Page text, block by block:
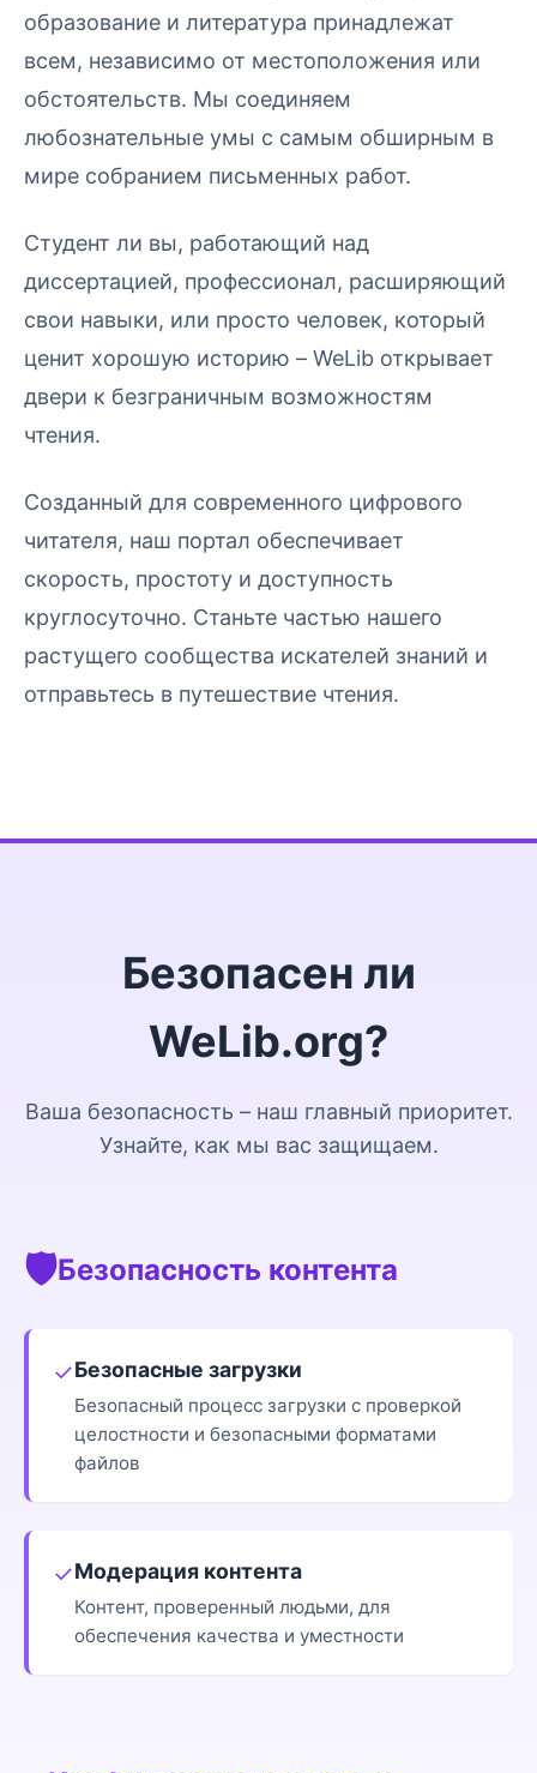
образование и литература принадлежат
всем, независимо от местоположения или
обстоятельств. Мы соединяем
любознательные умы с самым обширным в
мире собранием письменных работ.
Студент ли вы, работающий над
диссертацией, профессионал, расширяющий
свои навыки, или просто человек, который
ценит хорошую историю – WeLib открывает
двери к безграничным возможностям
чтения.
Созданный для современного цифрового
читателя, наш портал обеспечивает
скорость, простоту и доступность
круглосуточно. Станьте частью нашего
растущего сообщества искателей знаний и
отправьтесь в путешествие чтения.
Безопасен ли
WeLib.org?
Ваша безопасность – наш главный приоритет.
Узнайте, как мы вас защищаем.
🛡️Безопасность контента
✓Безопасные загрузки
Безопасный процесс загрузки с проверкой
целостности и безопасными форматами
файлов
✓Модерация контента
Контент, проверенный людьми, для
обеспечения качества и уместности